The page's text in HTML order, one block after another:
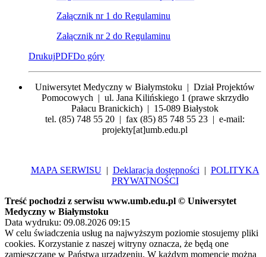
Załącznik nr 1 do Regulaminu
Załącznik nr 2 do Regulaminu
DrukujPDFDo góry
Uniwersytet Medyczny w Białymstoku | Dział Projektów
Pomocowych | ul. Jana Kilińskiego 1 (prawe skrzydło
Pałacu Branickich) | 15-089 Białystok
tel. (85) 748 55 20 | fax (85) 85 748 55 23 | e-mail:
projekty[at]umb.edu.pl
MAPA SERWISU| Deklaracja dostępności | POLITYKA
PRYWATNOŚCI
Treść pochodzi z serwisu www.umb.edu.pl © Uniwersytet
Medyczny w Białymstoku
Data wydruku: 09.08.2026 09:15
W celu świadczenia usług na najwyższym poziomie stosujemy pliki
cookies. Korzystanie z naszej witryny oznacza, że będą one
zamieszczane w Państwa urządzeniu. W każdym momencie można